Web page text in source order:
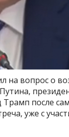
вопрос о
после
уже с